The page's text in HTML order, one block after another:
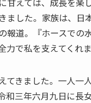
ました。家族は、日
報道。『ホースでの
力で私を支えてくれ
えてきました。一人
和三年六月九日に長